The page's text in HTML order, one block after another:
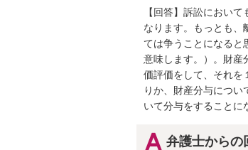
【回答】訴訟におい
なります。もっとも、
ては争うことになると
意味します。）。財産
価評価をして、それを
りか、財産分与につ
いて分与をすることに
弁護士からの